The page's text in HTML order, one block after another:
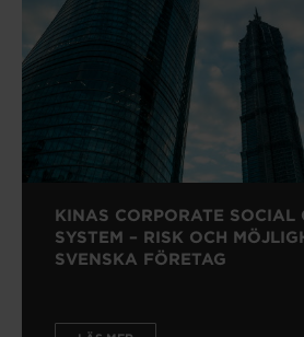
KINAS CORPORATE SOCIAL
SYSTEM – RISK OCH
SVENSKA FÖRETAG